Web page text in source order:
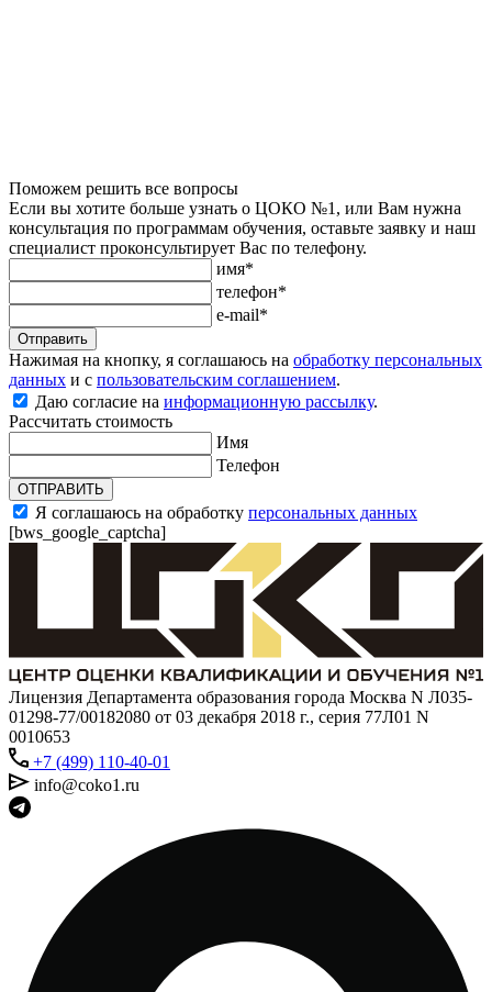
Поможем решить все вопросы
Если вы хотите больше узнать о ЦОКО №1, или Вам нужна
консультация по программам обучения, оставьте заявку и наш
специалист проконсультирует Вас по телефону.
имя*
телефон*
e-mail*
Отправить
Нажимая на кнопку, я соглашаюсь на обработку персональных
данных и с пользовательским соглашением.
Даю согласие на информационную рассылку.
Рассчитать стоимость
Имя
Телефон
ОТПРАВИТЬ
Я соглашаюсь на обработку персональных данных
[bws_google_captcha]
Лицензия Департамента образования города Москва N Л035-
01298-77/00182080 от 03 декабря 2018 г., серия 77Л01 N
0010653
+7 (499) 110-40-01
info@coko1.ru